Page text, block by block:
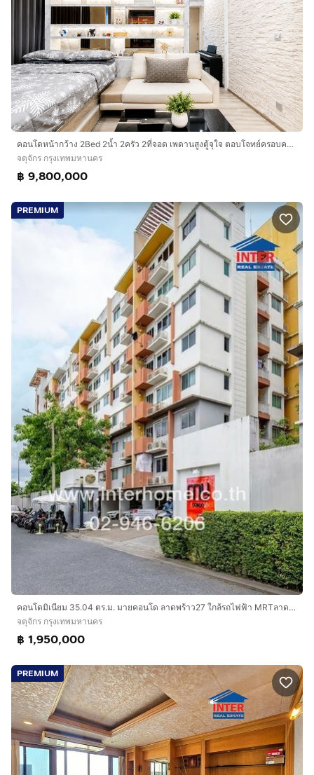
คอนโดหน้ากว้าง 2Bed 2น้ำ 2ครัว 2ที่จอด เพดานสูงตู้จุใจ ตอบโจทย์ครอบครัวมีรถ เดิน 150ม. ถึงสถานี BTS ม.เกษตรฯ
จตุจักร กรุงเทพมหานคร
฿ 9,800,000
PREMIUM
คอนโดมิเนียม 35.04 ตร.ม. มายคอนโด ลาดพร้าว27 ใกล้รถไฟฟ้า MRTลาดพร้าว ซอยลาดพร้าว27 ถนนลาดพร้าว ถนนรัชดาภิเษก เขตจตุจักร กรุงเทพมหานคร
จตุจักร กรุงเทพมหานคร
฿ 1,950,000
PREMIUM